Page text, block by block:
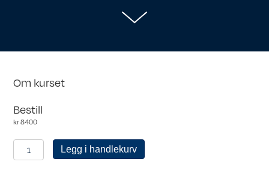
Om kurset
Bestill
kr8400
Bedriftsmedlem
antall
Legg i handlekurv